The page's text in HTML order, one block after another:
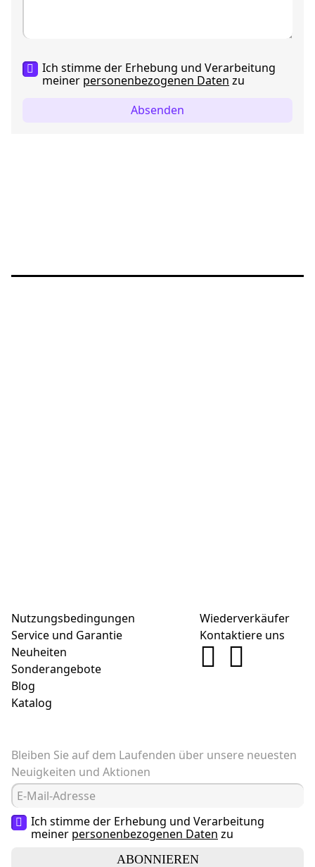
Ich stimme der Erhebung und Verarbeitung
meiner personenbezogenen Daten zu
Absenden
Nutzungsbedingungen
Service und Garantie
Neuheiten
Sonderangebote
Blog
Katalog
Wiederverkäufer
Kontaktiere uns
Bleiben Sie auf dem Laufenden über unsere neuesten
Neuigkeiten und Aktionen
Ich stimme der Erhebung und Verarbeitung
meiner personenbezogenen Daten zu
ABONNIEREN